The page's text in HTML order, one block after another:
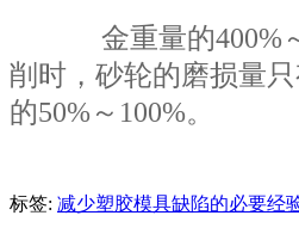
金重量的400%
削时，砂轮的磨损量
的50%～100%。
标签: 减少塑胶模具缺陷的必要经